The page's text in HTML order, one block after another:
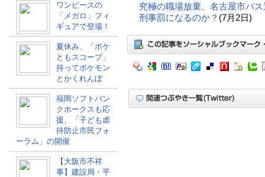
ワンピースの
「メガロ」フィ
ギュアで登場！
夏休み、「ポケ
ともスコープ」
持ってポケモン
とかくれんぼ
福岡ソフトバン
クホークスも応
援、「子ども虐
待防止市民フォ
ーラム」の開催
【大阪市不祥
事】建設局・平
究極の職場放棄、名古屋市バ
刑事罰になるのか？ (7月2日)